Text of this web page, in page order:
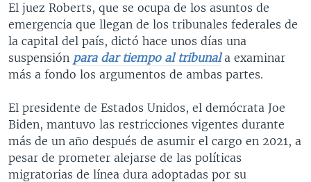
El juez Roberts, que se ocupa de los asuntos de
emergencia que llegan de los tribunales federales de
la capital del país, dictó hace unos días una
suspensión para dar tiempo al tribunala examinar
más a fondo los argumentos de ambas partes.
El presidente de Estados Unidos, el demócrata Joe
Biden, mantuvo las restricciones vigentes durante
más de un año después de asumir el cargo en 2021, a
pesar de prometer alejarse de las políticas
migratorias de línea dura adoptadas por su